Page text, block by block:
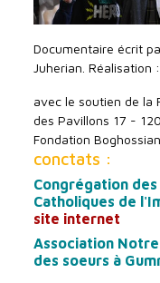
Documentaire écrit
Juherian. Réalisation
avec le soutien de la
des Pavillons 17 -
Fondation
conctats :
Congrégation
Catholiques de
site internet
Association
des soeurs à